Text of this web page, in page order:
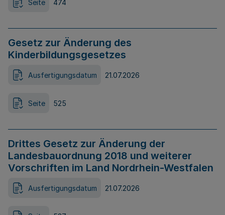
Seite 474
Gesetz zur Änderung des
Kinderbildungsgesetzes
Ausfertigungsdatum 21.07.2026
Seite 525
Drittes Gesetz zur Änderung der
Landesbauordnung 2018 und weiterer
Vorschriften im Land Nordrhein-Westfalen
Ausfertigungsdatum 21.07.2026